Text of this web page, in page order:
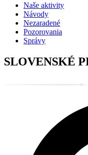
Naše aktivity
Návody
Nezaradené
Pozorovania
Správy
SLOVENSKÉ